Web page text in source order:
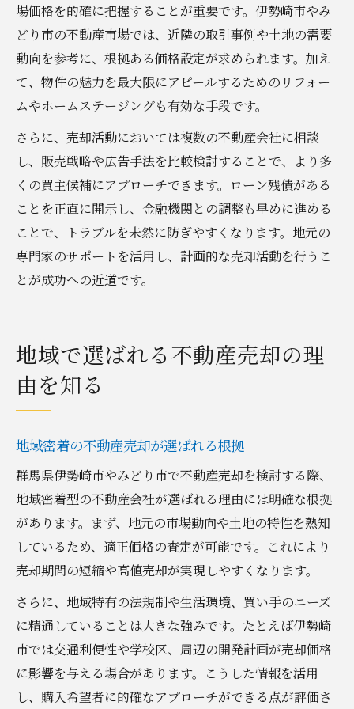
場価格を的確に把握することが重要です。伊勢崎市やみ
どり市の不動産市場では、近隣の取引事例や土地の需要
動向を参考に、根拠ある価格設定が求められます。加え
て、物件の魅力を最大限にアピールするためのリフォー
ムやホームステージングも有効な手段です。
さらに、売却活動においては複数の不動産会社に相談
し、販売戦略や広告手法を比較検討することで、より多
くの買主候補にアプローチできます。ローン残債がある
ことを正直に開示し、金融機関との調整も早めに進める
ことで、トラブルを未然に防ぎやすくなります。地元の
専門家のサポートを活用し、計画的な売却活動を行うこ
とが成功への近道です。
地域で選ばれる不動産売却の理
由を知る
地域密着の不動産売却が選ばれる根拠
群馬県伊勢崎市やみどり市で不動産売却を検討する際、
地域密着型の不動産会社が選ばれる理由には明確な根拠
があります。まず、地元の市場動向や土地の特性を熟知
しているため、適正価格の査定が可能です。これにより
売却期間の短縮や高値売却が実現しやすくなります。
さらに、地域特有の法規制や生活環境、買い手のニーズ
に精通していることは大きな強みです。たとえば伊勢崎
市では交通利便性や学校区、周辺の開発計画が売却価格
に影響を与える場合があります。こうした情報を活用
し、購入希望者に的確なアプローチができる点が評価さ